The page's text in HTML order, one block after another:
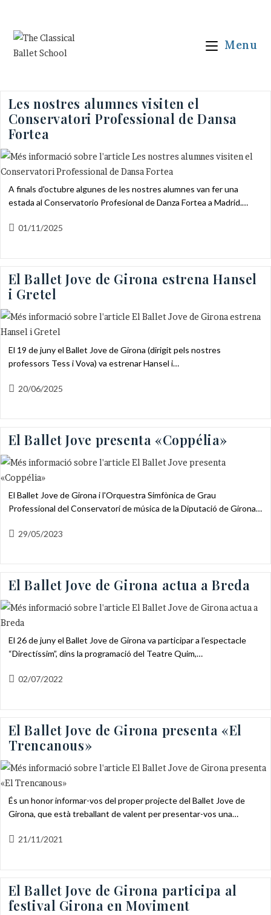
contingut
Menu
Les nostres alumnes visiten el
Conservatori Professional de Dansa
Fortea
A finals d'octubre algunes de les nostres alumnes van fer una
estada al Conservatorio Profesional de Danza Fortea a Madrid.…
Entrada
01/11/2025
El Ballet Jove de Girona estrena Hansel
i Gretel
El 19 de juny el Ballet Jove de Girona (dirigit pels nostres
professors Tess i Vova) va estrenar Hansel i…
Entrada
20/06/2025
El Ballet Jove presenta «Coppélia»
El Ballet Jove de Girona i l'Orquestra Simfònica de Grau
Professional del Conservatori de música de la Diputació de Girona…
Entrada
29/05/2023
El Ballet Jove de Girona actua a Breda
El 26 de juny el Ballet Jove de Girona va participar a l’espectacle
“Directíssim”, dins la programació del Teatre Quim,…
Entrada
02/07/2022
El Ballet Jove de Girona presenta «El
Trencanous»
És un honor informar-vos del proper projecte del Ballet Jove de
Girona, que està treballant de valent per presentar-vos una…
Entrada
21/11/2021
El Ballet Jove de Girona participa al
festival Girona en Moviment